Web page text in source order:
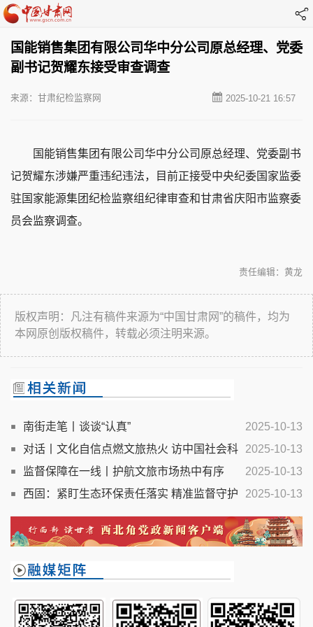
国能销售集团有限公司华中分公司原总经理、党委
副书记贺耀东接受审查调查
2025-10-21 16:57
来源：甘肃纪检监察网
国能销售集团有限公司华中分公司原总经理、党委副书
记贺耀东涉嫌严重违纪违法，目前正接受中央纪委国家监委
驻国家能源集团纪检监察组纪律审查和甘肃省庆阳市监察委
员会监察调查。
责任编辑：黄龙
版权声明：凡注有稿件来源为“中国甘肃网”的稿件，均为
本网原创版权稿件，转载必须注明来源。
2025-10-13
南街走笔丨谈谈“认真”
2025-10-13
对话丨文化自信点燃文旅热火 访中国社会科
学院旅游研究中心秘书长金准
2025-10-13
监督保障在一线丨护航文旅市场热中有序
2025-10-13
西固：紧盯生态环保责任落实 精准监督守护
黄河安澜